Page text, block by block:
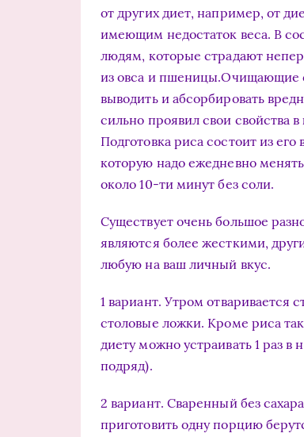
от других диет, например, от
имеющим недостаток веса. В
людям, которые страдают
из овса и пшеницы.Очищающие
выводить и абсорбировать
сильно проявил свои свойства
Подготовка риса состоит из
которую надо ежедневно
около 10-ти минут без соли.
Существует очень большое
являются более жесткими,
любую на ваш личный вкус.
1 вариант. Утром отваривается
столовые ложки. Кроме риса
диету можно устраивать 1 раз в
подряд).
2 вариант. Сваренный без
приготовить одну порцию